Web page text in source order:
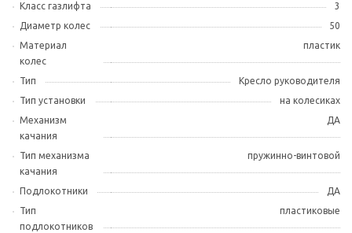
Класс газлифта
3
Диаметр колес
50
Материал
колес
пластик
Тип
Кресло руководителя
Тип установки
на колесиках
Механизм
качания
ДА
Тип механизма
качания
пружинно-винтовой
Подлокотники
ДА
Тип
подлокотников
пластиковые